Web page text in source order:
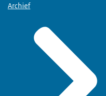
Archief